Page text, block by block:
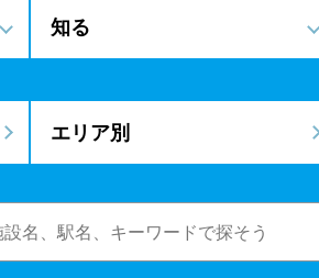
知る
エリア別